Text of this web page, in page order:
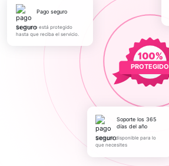
PROTEGIDO
pago seguro
Su dinero está protegido
hasta que reciba el servicio.
Soporte los 365
días del año
Siempre disponible para lo
que necesites